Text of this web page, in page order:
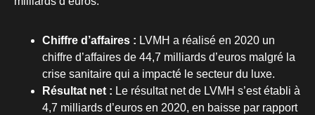
Chiffre d’affaires : LVMH a réalisé en 2020 un
chiffre d’affaires de 44,7 milliards d’euros malgré la
crise sanitaire qui a impacté le secteur du luxe.
Résultat net : Le résultat net de LVMH s’est établi à
4,7 milliards d’euros en 2020, en baisse par rapport